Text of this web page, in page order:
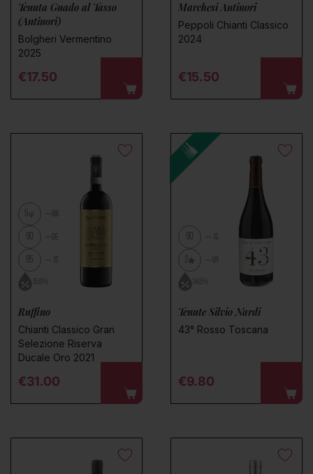
Tenuta Guado al Tasso
(Antinori)
Bolgheri Vermentino
2025
Regular price
€17.50
Marchesi Antinori
Peppoli Chianti Classico
2024
Regular price
€15.50
5 BB
90
95 JS
Ruffino
Chianti Classico Gran
Selezione Riserva
Ducale Oro 2021
Regular price
€31.00
90 JS
2 VR
Tenute Silvio Nardi
43° Rosso Toscana
Regular price
€9.80